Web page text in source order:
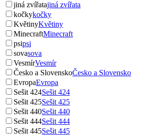
jiná zvířatajiná zvířata
kočkykočky
KvětinyKvětiny
MinecraftMinecraft
psipsi
sovasova
VesmírVesmír
Česko a SlovenskoČesko a Slovensko
EvropaEvropa
Sešit 424Sešit 424
Sešit 425Sešit 425
Sešit 440Sešit 440
Sešit 444Sešit 444
Sešit 445Sešit 445